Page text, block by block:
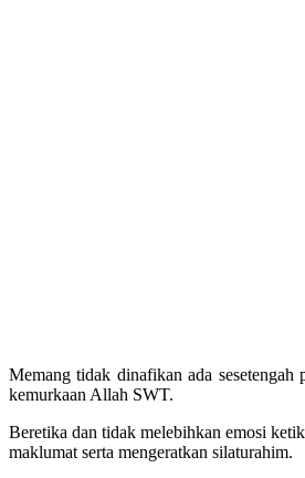
Memang tidak dinafikan ada sesetengah
kemurkaan Allah SWT.
Beretika dan tidak melebihkan emosi
maklumat serta mengeratkan silaturahim.